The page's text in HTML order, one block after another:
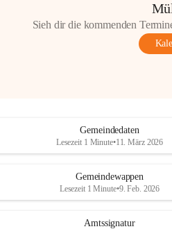
Sieh dir die kommenden
Gemeindedaten
Lesezeit 1 Minute•11. März 2026
Gemeindewappen
Lesezeit 1 Minute•9. Feb. 2026
Amtssignatur